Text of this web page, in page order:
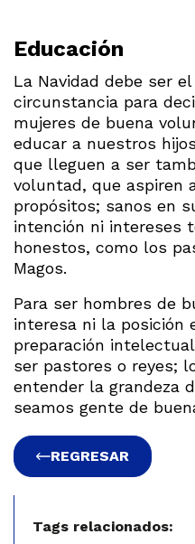
Educación
La Navidad debe ser
circunstancia para
mujeres de buena
educar a nuestros
que lleguen a ser
voluntad, que aspiren
propósitos; sanos en
intención ni intereses
honestos, como los
Magos.
Para ser hombres de
interesa ni la posición
preparación
ser pastores o reyes;
entender la grandeza
seamos gente de
REGRESAR
Tags relacionados: